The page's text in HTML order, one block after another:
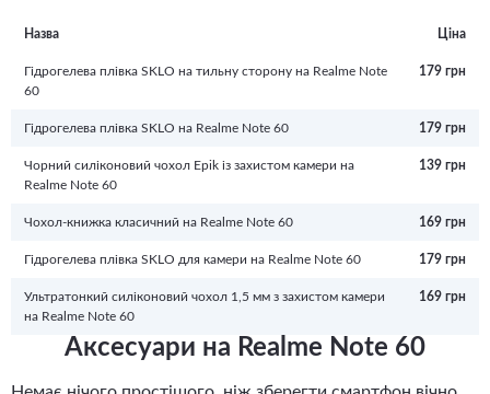
Назва Ціна
Гідрогелева плівка SKLO на тильну сторону на Realme Note
60
179 грн
Гідрогелева плівка SKLO на Realme Note 60 179 грн
Чорний силіконовий чохол Epik із захистом камери на
Realme Note 60
139 грн
Чохол-книжка класичний на Realme Note 60 169 грн
Гідрогелева плівка SKLO для камери на Realme Note 60 179 грн
Ультратонкий силіконовий чохол 1,5 мм з захистом камери
на Realme Note 60
169 грн
Аксесуари на Realme Note 60